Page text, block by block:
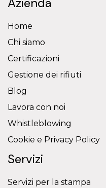
Home
Chi siamo
Certificazioni
Gestione dei rifiuti
Blog
Lavora con noi
Whistleblowing
Cookie e Privacy Policy
Servizi
Servizi per la stampa